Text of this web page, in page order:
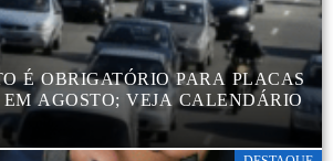
É OBRIGATÓRIO PARA PLACAS
AGOSTO; VEJA CALENDÁRIO